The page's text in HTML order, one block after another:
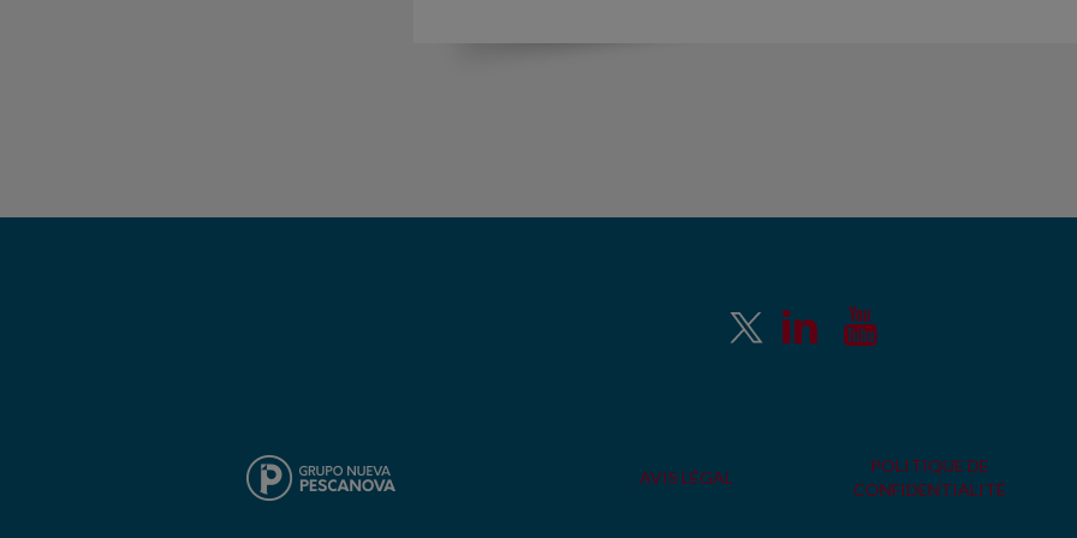
AVIS LÉGAL
POLITIQUE DE
CONFIDENTIALITÉ